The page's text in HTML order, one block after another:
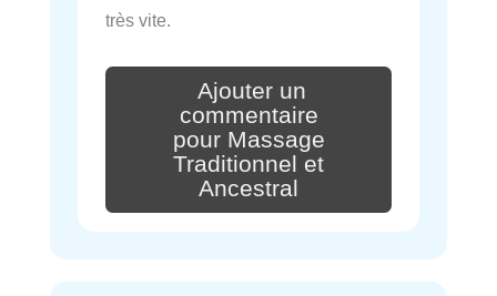
très vite.
Ajouter un
commentaire
pour Massage
Traditionnel et
Ancestral